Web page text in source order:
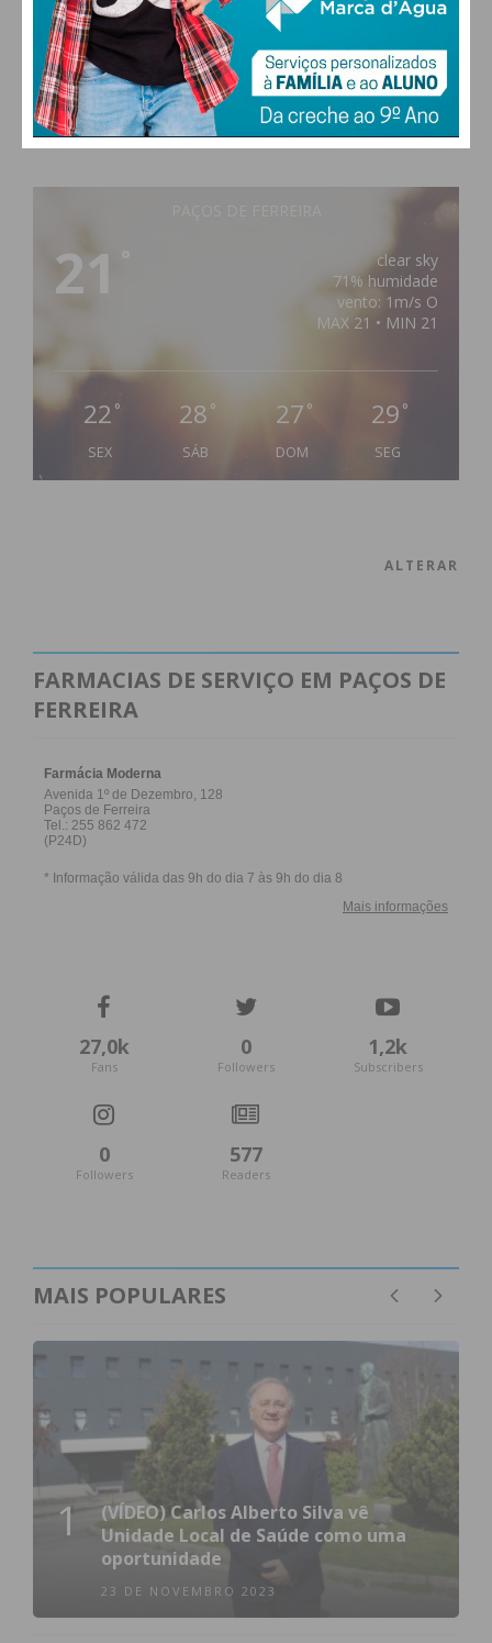
21
clear sky
71% humidade
vento: 1m/s O
MAX 21 • MIN 21
22 °
SEX
28 °
SÁB
27 °
DOM
29 °
SEG
ALTERAR
FARMACIAS DE SERVIÇO EM PAÇOS DE
FERREIRA
27,0k
Fans
0
Followers
1,2k
Subscribers
0
Followers
577
Readers
MAIS POPULARES
1
(VÍDEO) Carlos Alberto Silva vê
Unidade Local de Saúde como uma
oportunidade
23 DE NOVEMBRO 2023